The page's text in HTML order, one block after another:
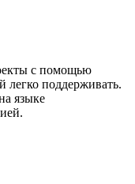
с помощью
легко поддерживать.
языке